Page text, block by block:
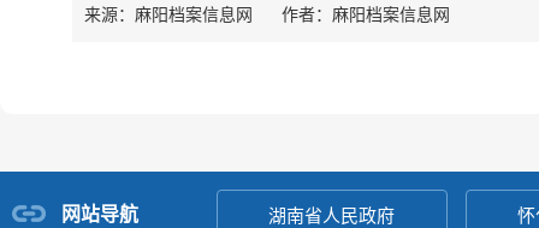
来源：麻阳档案信息网 作者： 麻阳档案信息网
网站导航 湖南省人民政府